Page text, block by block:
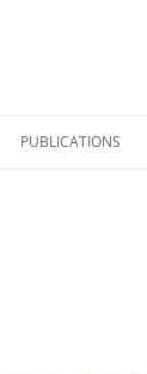
PUBLICATIONS